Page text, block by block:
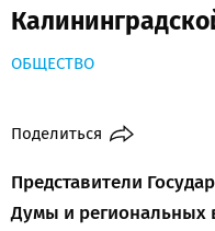
ОБЩЕСТВО
Поделиться
Представители
Думы и региональных